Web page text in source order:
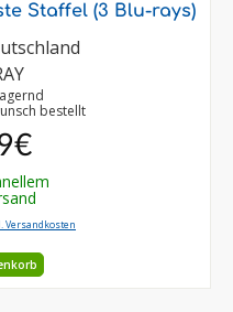
Staffel (3 Blu-rays)
bestellt
€
Versandkosten